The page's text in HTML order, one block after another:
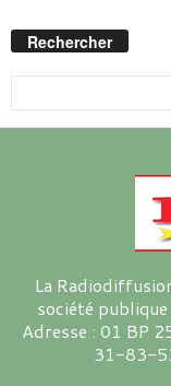
Rechercher
La
société
Adresse : 01 BP
31-83-